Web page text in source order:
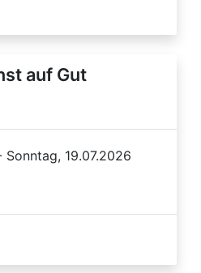
auf Gut
Sonntag, 19.07.2026